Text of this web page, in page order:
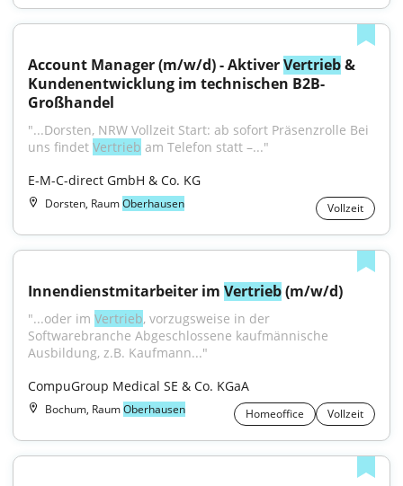
Account Manager (m/w/d) - Aktiver Vertrieb &
Kundenentwicklung im technischen B2B-
Großhandel
"...Dorsten, NRW Vollzeit Start: ab sofort Präsenzrolle Bei
uns findet Vertrieb am Telefon statt –..."
E-M-C-direct GmbH & Co. KG
Dorsten, RaumOberhausen Vollzeit
Innendienstmitarbeiter im Vertrieb (m/w/d)
"...oder im Vertrieb, vorzugsweise in der
Softwarebranche Abgeschlossene kaufmännische
Ausbildung, z.B. Kaufmann..."
CompuGroup Medical SE & Co. KGaA
Bochum, RaumOberhausen Homeoffice Vollzeit